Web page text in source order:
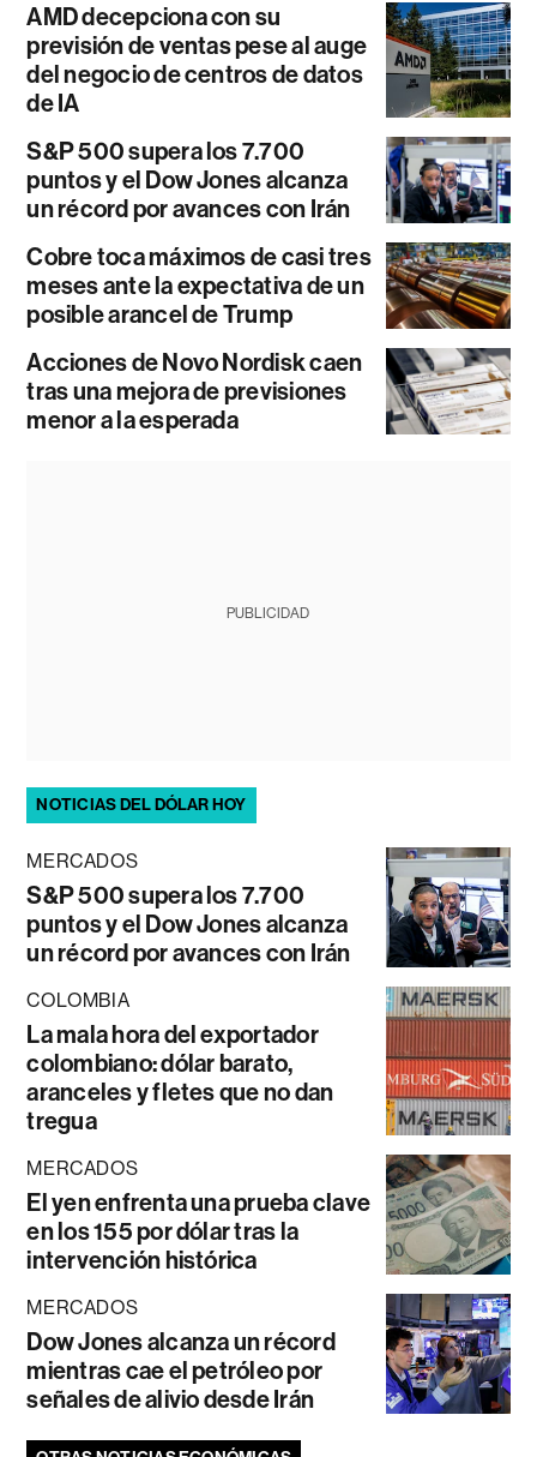
AMD decepciona con su
previsión de ventas pese al auge
del negocio de centros de datos
de IA
S&P 500 supera los 7.700
puntos y el Dow Jones alcanza
un récord por avances con Irán
Cobre toca máximos de casi tres
meses ante la expectativa de un
posible arancel de Trump
Acciones de Novo Nordisk caen
tras una mejora de previsiones
menor a la esperada
PUBLICIDAD
NOTICIAS DEL DÓLAR HOY
MERCADOS
S&P 500 supera los 7.700
puntos y el Dow Jones alcanza
un récord por avances con Irán
COLOMBIA
La mala hora del exportador
colombiano: dólar barato,
aranceles y fletes que no dan
tregua
MERCADOS
El yen enfrenta una prueba clave
en los 155 por dólar tras la
intervención histórica
MERCADOS
Dow Jones alcanza un récord
mientras cae el petróleo por
señales de alivio desde Irán